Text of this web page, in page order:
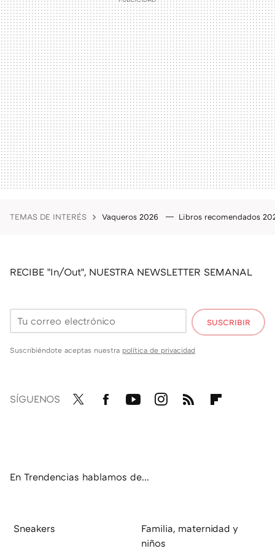
TEMAS DE INTERÉS Vaqueros 2026 Libros recomendados
RECIBE "In/Out", NUESTRA NEWSLETTER SEMANAL
SUSCRIBIR
Suscribiéndote aceptas nuestra política de privacidad
SÍGUENOS
En Trendencias hablamos de...
Sneakers
Familia, maternidad y
niños